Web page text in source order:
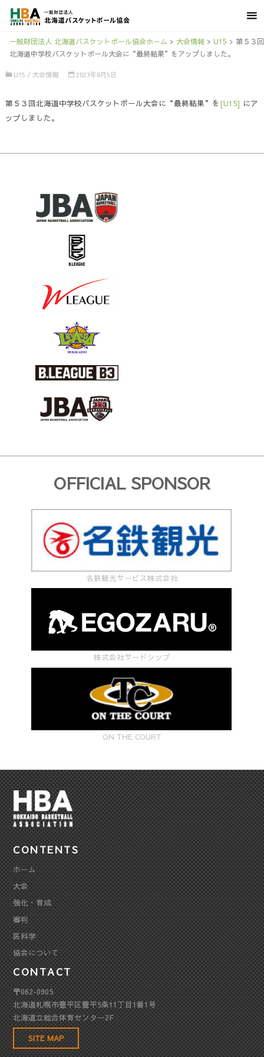
一般財団法人 北海道バスケットボール協会ホーム > 大会情報 > U15 > 第５３回
北海道中学校バスケットボール大会に“最終結果”をアップしました。
U15 / 大会情報 2023年8月5日
第５３回北海道中学校バスケットボール大会に“最終結果”を[U15] にア
ップしました。
OFFICIAL SPONSOR
名鉄観光サービス株式会社
株式会社サードシップ
ON THE COURT
CONTENTS
ホーム
大会
強化・育成
審判
医科学
協会について
CONTACT
〒062-0905
北海道札幌市豊平区豊平5条11丁目1番1号
北海道立総合体育センター2F
SITE MAP